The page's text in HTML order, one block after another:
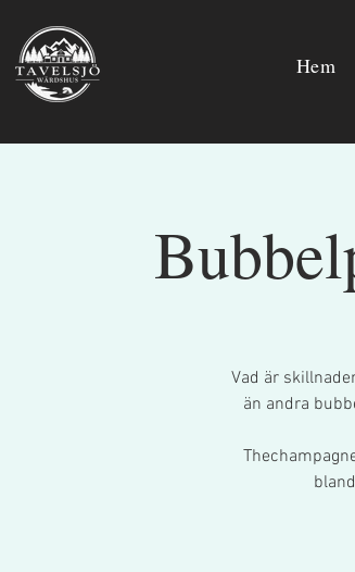
Hem
Vad är
än andra